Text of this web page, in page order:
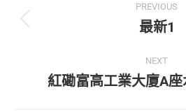
PREVIOUS
最新1
NEXT
紅磡富高工業大廈A